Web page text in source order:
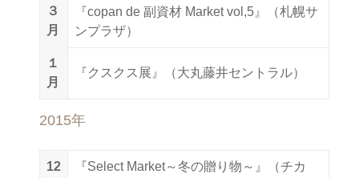
３
月
『copan de 副資材 Market vol,5』（札幌サ
ンプラザ）
１
月
『クスクス展』（大丸藤井セントラル）
2015年
12
『Select Market～冬の贈り物～』（チカ